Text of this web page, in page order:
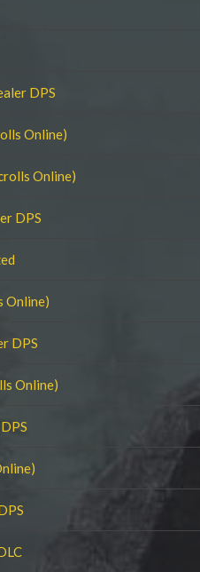
DPS
Online)
Online)
DPS
Online)
DPS
Online)